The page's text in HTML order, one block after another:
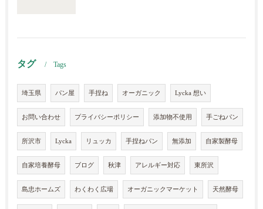
タグ Tags
埼玉県 パン屋 手捏ね オーガニック Lycka 想い
お問い合わせ プライバシーポリシー 添加物不使用 手ごねパン
所沢市 Lycka リュッカ 手捏ねパン 無添加 自家製酵母
自家培養酵母 ブログ 秋津 アレルギー対応 東所沢
島忠ホームズ わくわく広場 オーガニックマーケット 天然酵母